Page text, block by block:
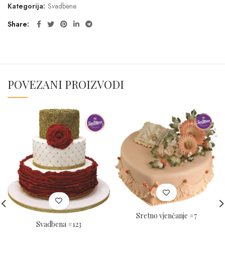
Kategorija: Svadbene
Share
POVEZANI PROIZVODI
Svadbena #123
Sretno vjenčanje #7